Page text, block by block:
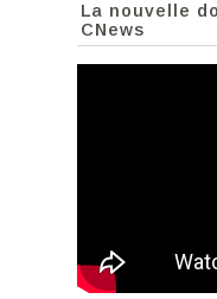
La nouvelle
CNews